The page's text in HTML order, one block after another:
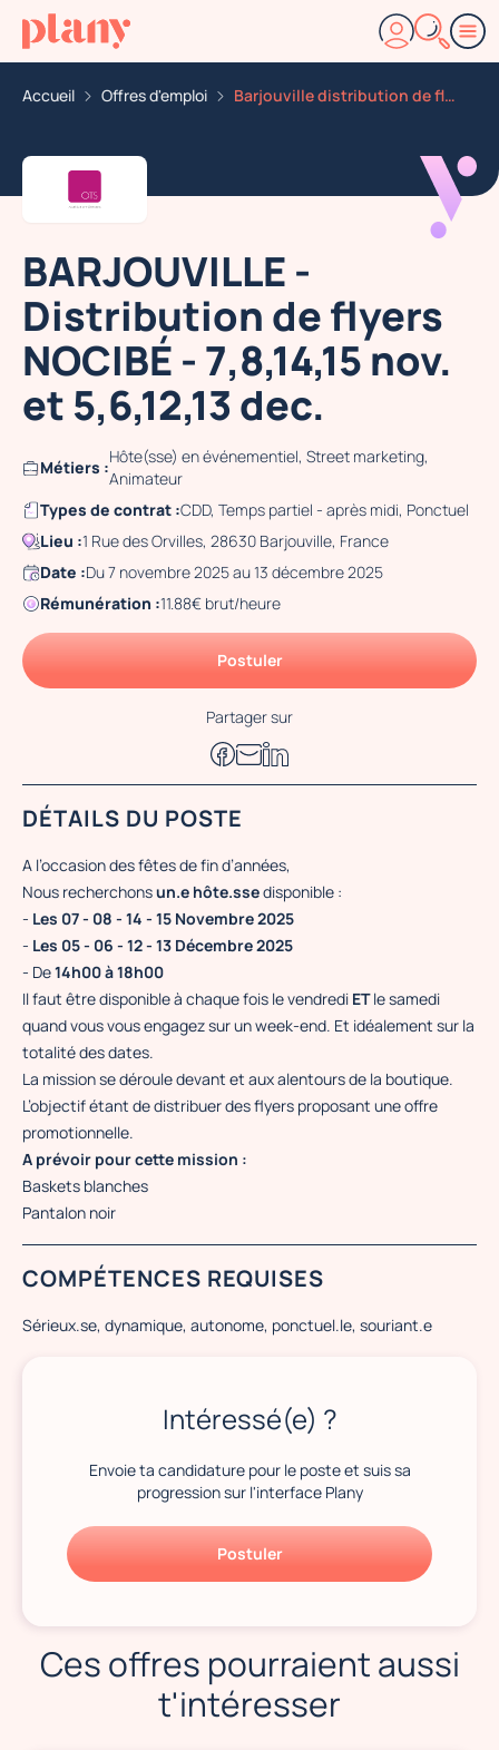
Accueil Offres d'emploi Barjouville distribution de flyers nocibe 7 8 14 15 no
BARJOUVILLE -
Distribution de flyers
NOCIBÉ - 7,8,14,15 nov.
et 5,6,12,13 dec.
Métiers :
Hôte(sse) en événementiel, Street marketing,
Animateur
Types de contrat :CDD, Temps partiel - après midi, Ponctuel
Lieu :1 Rue des Orvilles, 28630 Barjouville, France
Date :Du 7 novembre 2025 au 13 décembre 2025
Rémunération :11.88€ brut/heure
Postuler
Partager sur
DÉTAILS DU POSTE
A l’occasion des fêtes de fin d’années,
Nous recherchonsun.e hôte.ssedisponible :
- Les 07 - 08 - 14 - 15 Novembre 2025
- Les 05 - 06 - 12 - 13 Décembre 2025
- De14h00 à 18h00
Il faut être disponible à chaque fois le vendredi ETle samedi
quand vous vous engagez sur un week-end. Et idéalement sur la
totalité des dates.
La mission se déroule devant et aux alentours de la boutique.
L’objectif étant de distribuer des flyers proposant une offre
promotionnelle.
A prévoir pour cette mission :
Baskets blanches
Pantalon noir
COMPÉTENCES REQUISES
Sérieux.se, dynamique, autonome, ponctuel.le, souriant.e
Intéressé(e) ?
Envoie ta candidature pour le poste et suis sa
progression sur l'interface Plany
Postuler
Ces offres pourraient aussi
t'intéresser